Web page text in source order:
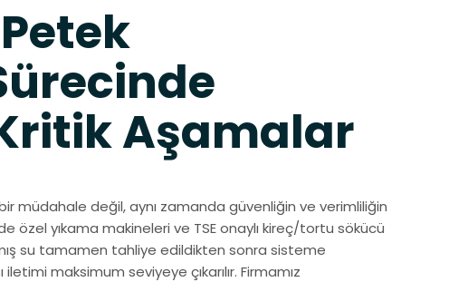
Aşamalar
müdahale değil, aynı zamanda güvenliğin ve verimliliğin
özel yıkama makineleri ve TSE onaylı kireç/tortu sökücü
su tamamen tahliye edildikten sonra sisteme
maksimum seviyeye çıkarılır. Firmamız